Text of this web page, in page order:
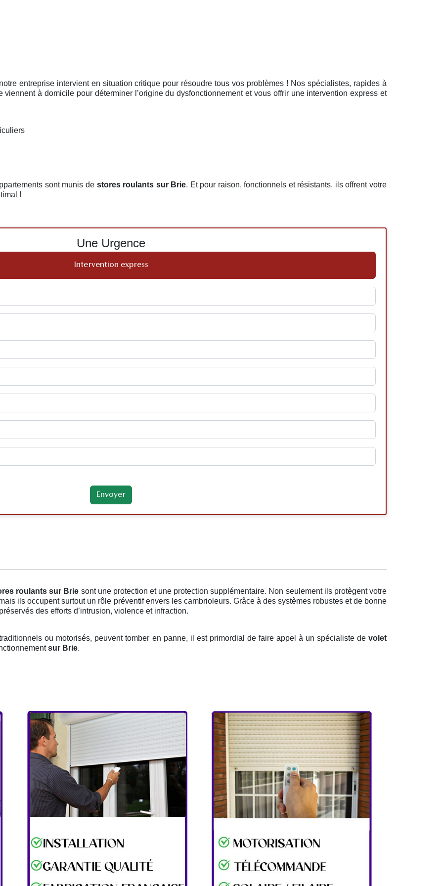
entreprise intervient en situation critique pour résoudre tous vos problèmes ! Nos spécialistes, rapides à
à domicile pour déterminer l’origine du dysfonctionnement et vous offrir une intervention express et
sont munis de stores roulants sur Brie. Et pour raison, fonctionnels et résistants, ils offrent votre
!
Une Urgence
Intervention express
roulants sur Brie sont une protection et une protection supplémentaire. Non seulement ils protègent votre
ils occupent surtout un rôle préventif envers les cambrioleurs. Grâce à des systèmes robustes et de bonne
des efforts d’intrusion, violence et infraction.
ou motorisés, peuvent tomber en panne, il est primordial de faire appel à un spécialiste devolet
sur Brie.